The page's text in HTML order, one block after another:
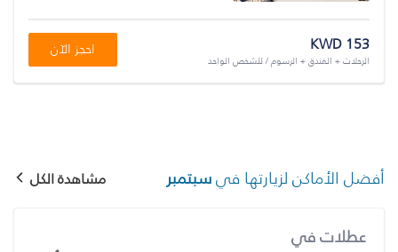
KWD 153
الرحلات + الفندق + الرسوم / للشخص الواحد
احجز الآن
أفضل الأماكن لزيارتها فيسبتمبر مشاهدة الكل
عطلات في